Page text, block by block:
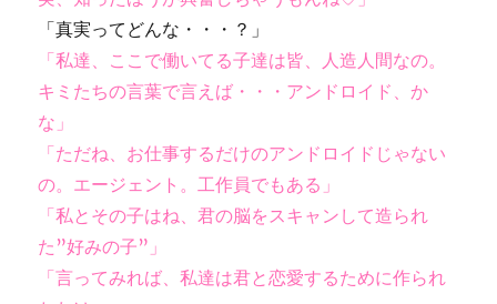
「真実ってどんな・・・？」
「私達、ここで働いてる子達は皆、人造人間なの。
キミたちの言葉で言えば・・・アンドロイド、か
な」
「ただね、お仕事するだけのアンドロイドじゃない
の。エージェント。工作員でもある」
「私とその子はね、君の脳をスキャンして造られ
た”好みの子”」
「言ってみれば、私達は君と恋愛するために作られ